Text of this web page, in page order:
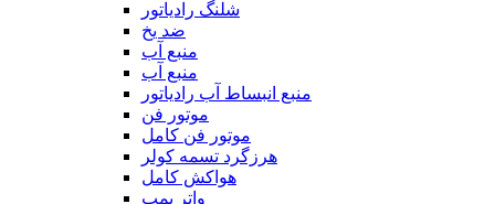
شلنگ رادیاتور
ضد یخ
منبع آب
منبع آب
منبع انبساط آب رادیاتور
موتور فن
موتور فن کامل
هرزگرد تسمه کولر
هواکش کامل
واتر پمپ